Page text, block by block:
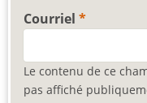
Courriel
Le contenu de ce
pas affiché